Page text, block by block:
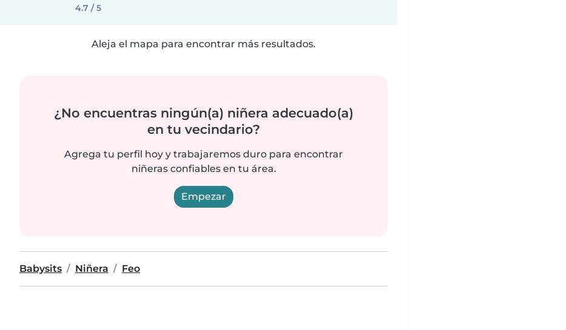
4.7 / 5
Aleja el mapa para encontrar más resultados.
¿No encuentras ningún(a) niñera adecuado(a)
en tu vecindario?
Agrega tu perfil hoy y trabajaremos duro para encontrar
niñeras confiables en tu área.
Empezar
Babysits Niñera Feo